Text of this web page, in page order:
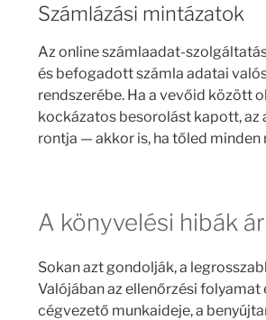
Számlázási mintázatok
Az online számlaadat-
és befogadott számla adatai
rendszerébe. Ha a vevőid között
kockázatos besorolást kapott,
rontja — akkor is, ha tőled minden
A könyvelési hibák
Sokan azt gondolják, a
Valójában az ellenőrzési folyamat
cégvezető munkaideje, a